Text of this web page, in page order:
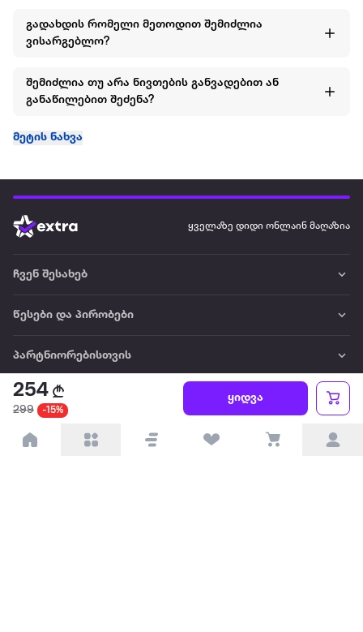
254
299 -15%
ყიდვა
გადახდის რომელი მეთოდით შემიძლია
ვისარგებლო?
შემიძლია თუ არა ნივთების განვადებით ან
განაწილებით შეძენა?
მეტის ნახვა
ყველაზე დიდი ონლაინ მაღაზია
ჩვენ შესახებ
წესები და პირობები
პარტნიორებისთვის
ტრენდული
პოპულარული